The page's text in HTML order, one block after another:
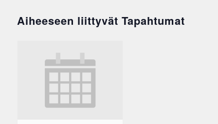
Aiheeseen liittyvät Tapahtumat